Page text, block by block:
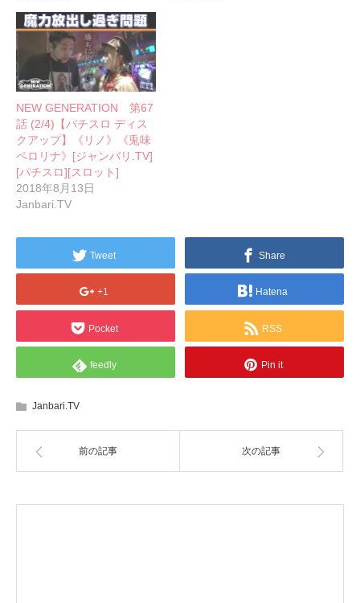
NEW GENERATION 第67
話 (2/4)【パチスロ ディス
クアップ】《リノ》《兎味
ペロリナ》[ジャンバリ.TV]
[パチスロ][スロット]
2018年8月13日
Janbari.TV
Tweet Share
+1 Hatena
Pocket RSS
feedly Pin it
Janbari.TV
前の記事 次の記事